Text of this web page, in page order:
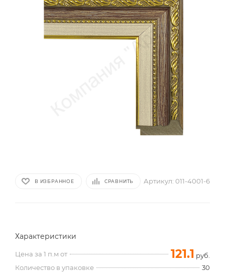
В ИЗБРАННОЕ СРАВНИТЬ Артикул: 011-4001-6
Характеристики
Цена за 1 п.м от 121.1 руб.
Количество в упаковке
30